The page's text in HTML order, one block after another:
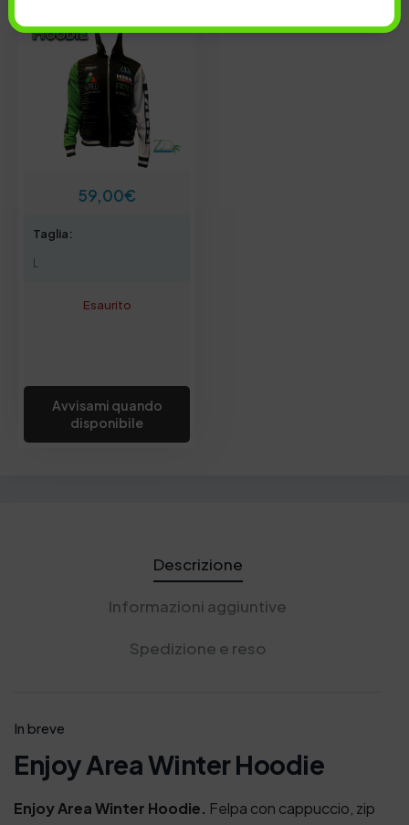
59,00€
Taglia:
L
Esaurito
Avvisami quando
disponibile
Descrizione
Informazioni aggiuntive
Spedizione e reso
In breve
Enjoy Area Winter Hoodie
Enjoy Area Winter Hoodie. Felpa con cappuccio, zip